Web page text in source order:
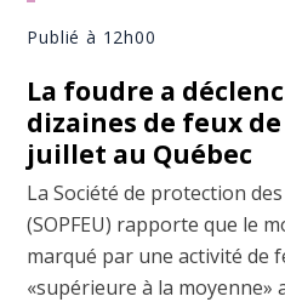
Publié à 12h00
La foudre a
dizaines de feux
juillet au Québec
La Société de protection
(SOPFEU) rapporte que le
marqué par une activité de
«supérieure à la moyenne»